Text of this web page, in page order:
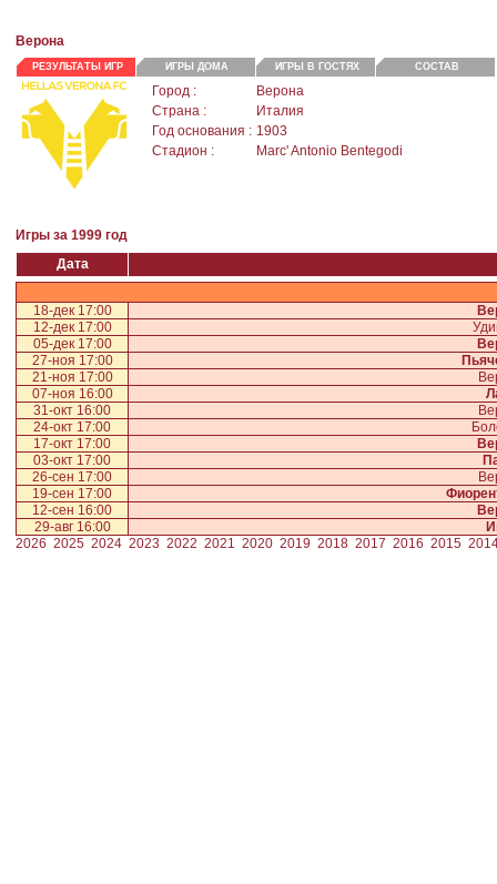
Верона
РЕЗУЛЬТАТЫ ИГР ИГРЫ ДОМА ИГРЫ В ГОСТЯХ СОСТАВ
Город :
Верона
Страна :
Италия
Год основания : 1903
Стадион :
Marc' Antonio Bentegodi
Игры за 1999 год
Дата
18-дек 17:00
12-дек 17:00
05-дек 17:00
27-ноя 17:00
21-ноя 17:00
07-ноя 16:00
31-окт 16:00
24-окт 17:00
17-окт 17:00
03-окт 17:00
26-сен 17:00
19-сен 17:00
12-сен 16:00
29-авг 16:00
2026 2025 2024 2023 2022 2021 2020 2019 2018 2017 2016 2015